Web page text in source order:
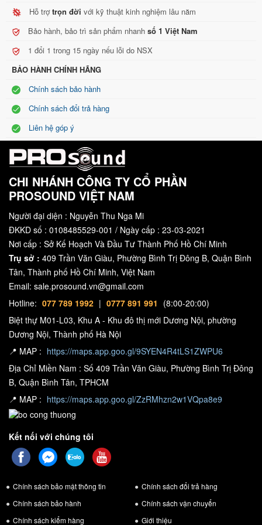
Loa sub điện Kuledy SP12
Sản phẩm này thường được trang bị các nút điều khiển trên bề
mặt, cho phép bạn điều chỉnh âm lượng và tần số âm trầm dễ
dàng. Điều này giúp bạn tùy chỉnh trải nghiệm âm thanh theo ý
muốn.
Loa sub Kuledy SP12 có tính linh hoạt trong việc sử dụng. Bạn có
thể sử dụng nó trong các hệ thống âm thanh gia đình, karaoke, sân
khấu biểu diễn, hoặc thậm chí trong các sự kiện lớn hơn.
Một trong những điểm mạnh nổi bật của Loa trầm Điện Kuledy
SP12 là giá trị đáng đồng tiền bát gạo mà nó mang lại. Sản phẩm
cần phải đầu tư quá nhiều.
Loa siêu trầm Điện Kuledy SP12 là một sản phẩm âm thanh đỉnh
tính linh hoạt trong sử dụng, và giá trị đáng đồng tiền bát gạo, sản
Hỗ trợtrọn đời với kỹ thuật kinh nghiệm lâu năm
Bảo hành, bảo trì sản phẩm nhanh số 1 Việt Nam
1 đổi 1 trong 15 ngày nếu lỗi do NSX
BẢO HÀNH CHÍNH HÃNG
Chính sách bảo hành
Chính sách đổi trả hàng
Liên hệ góp ý
CHI NHÁNH CÔNG TY CỔ PHẦN
PROSOUND VIỆT NAM
Người đại diện : Nguyễn Thu Nga Mi
ĐKKD số : 0108485529-001 / Ngày cấp : 23-03-2021
Nơi cấp : Sở Kế Hoạch Và Đầu Tư Thành Phố Hồ Chí Minh
Trụ sở : 409 Trần Văn Giàu, Phường Bình Trị Đông B, Quận Bình
Tân, Thành phố Hồ Chí Minh, Việt Nam
Email: sale.prosound.vn@gmail.com
Hotline: 077 789 1992 | 0777 891 991 (8:00-20:00)
Biệt thự M01-L03, Khu A - Khu đô thị mới Dương Nội, phường
Dương Nội, Thành phố Hà Nội
📍 MAP : https://maps.app.goo.gl/9SYEN4R4tLS1ZWPU6
Địa Chỉ Miền Nam : Số 409 Trần Văn Giàu, Phường Bình Trị Đông
B, Quận Bình Tân, TPHCM
📍 MAP : https://maps.app.goo.gl/ZzRMhzn2w1VQpa8e9
Kết nối với chúng tôi
Chính sách bảo mật thông tin
Chính sách đổi trả hàng
Chính sách bảo hành
Chính sách vận chuyển
Chính sách kiểm hàng
Giới thiệu